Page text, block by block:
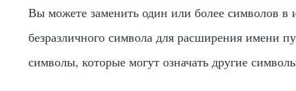
Вы можете заменить один или более символов
безразличного символа для расширения имени
символы, которые могут означать другие